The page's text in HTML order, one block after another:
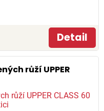
Detail
růží UPPER